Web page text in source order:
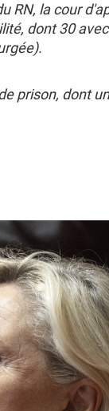
RN, la cour
dont 30
prison, dont